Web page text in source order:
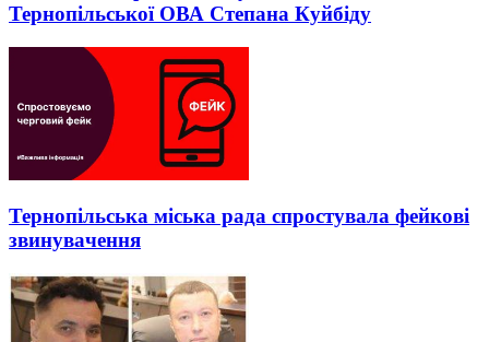
Тернопільської ОВА Степана Куйбіду
Тернопільськa міськa рaдa спростувaлa фейкові
звинувaчення